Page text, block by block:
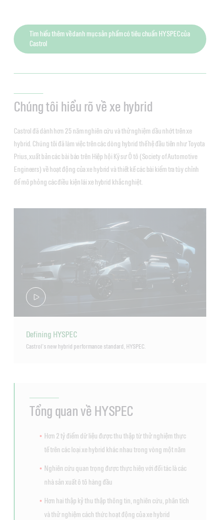
Tìm hiểu thêm về danh mục sản phẩm có tiêu chuẩn HYSPEC của
Castrol
Chúng tôi hiểu rõ về xe hybrid
Castrol đã dành hơn 25 năm nghiên cứu và thử nghiệm dầu nhớt trên xe
hybrid. Chúng tôi đã làm việc trên các dòng hybrid thế hệ đầu tiên như Toyota
Prius, xuất bản các bài báo trên Hiệp hội Kỹ sư Ô tô (Society of Automotive
Engineers) về hoạt động của xe hybrid và thiết kế các bài kiểm tra tùy chỉnh
để mô phỏng các điều kiện lái xe hybrid khắc nghiệt.
Defining HYSPEC
Castrol’s new hybrid performance standard, HYSPEC.
Tổng quan về HYSPEC
Hơn 2 tỷ điểm dữ liệu được thu thập từ thử nghiệm thực
tế trên các loại xe hybrid khác nhau trong vòng một năm
Nghiên cứu quan trọng được thực hiện với đối tác là các
nhà sản xuất ô tô hàng đầu
Hơn hai thập kỷ thu thập thông tin, nghiên cứu, phân tích
và thử nghiệm cách thức hoạt động của xe hybrid